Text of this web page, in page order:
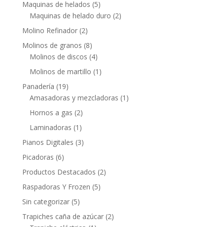
Maquinas de helados (5)
Maquinas de helado duro (2)
Molino Refinador (2)
Molinos de granos (8)
Molinos de discos (4)
Molinos de martillo (1)
Panadería (19)
Amasadoras y mezcladoras (1)
Hornos a gas (2)
Laminadoras (1)
Pianos Digitales (3)
Picadoras (6)
Productos Destacados (2)
Raspadoras Y Frozen (5)
Sin categorizar (5)
Trapiches caña de azúcar (2)